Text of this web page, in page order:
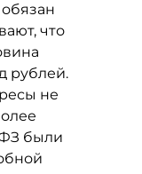
что
рублей.
не
были